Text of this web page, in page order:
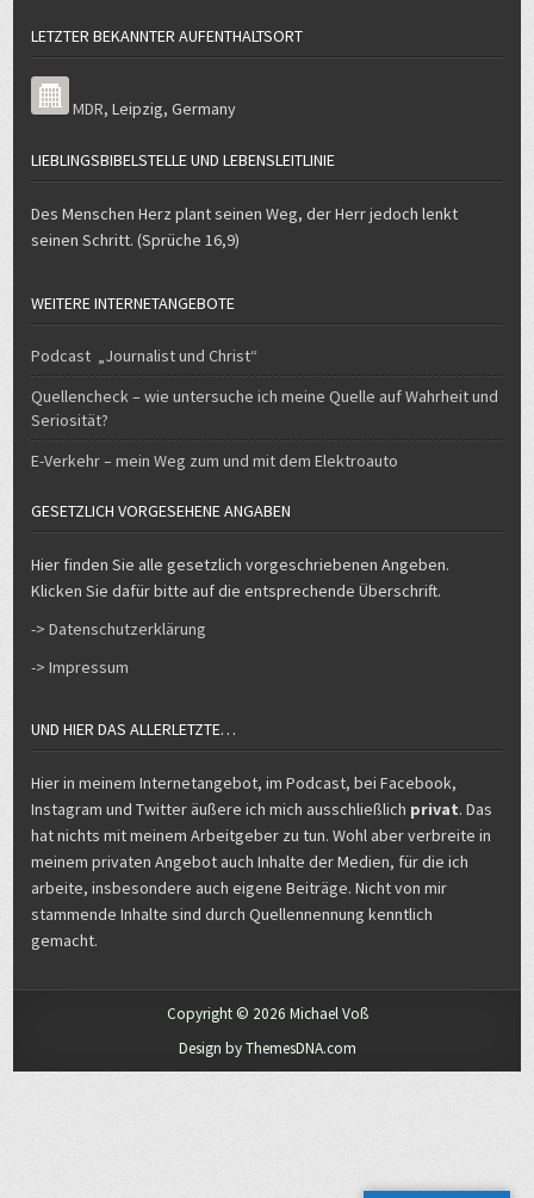
LETZTER BEKANNTER AUFENTHALTSORT
MDR,Leipzig,Germany
LIEBLINGSBIBELSTELLE UND LEBENSLEITLINIE
Des Menschen Herz plant seinen Weg, der Herr jedoch lenkt
seinen Schritt. (Sprüche 16,9)
WEITERE INTERNETANGEBOTE
Podcast „Journalist und Christ“
Quellencheck – wie untersuche ich meine Quelle auf Wahrheit und
Seriosität?
E-Verkehr – mein Weg zum und mit dem Elektroauto
GESETZLICH VORGESEHENE ANGABEN
Hier finden Sie alle gesetzlich vorgeschriebenen Angeben.
Klicken Sie dafür bitte auf die entsprechende Überschrift.
-> Datenschutzerklärung
-> Impressum
UND HIER DAS ALLERLETZTE…
Hier in meinem Internetangebot, im Podcast, bei Facebook,
Instagram und Twitter äußere ich mich ausschließlich privat. Das
hat nichts mit meinem Arbeitgeber zu tun. Wohl aber verbreite in
meinem privaten Angebot auch Inhalte der Medien, für die ich
arbeite, insbesondere auch eigene Beiträge. Nicht von mir
stammende Inhalte sind durch Quellennennung kenntlich
gemacht.
Copyright © 2026 Michael Voß
Design by ThemesDNA.com